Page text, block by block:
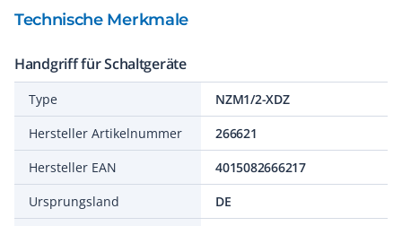
Technische Merkmale
Handgriff für Schaltgeräte
Type
NZM1/2-XDZ
Hersteller Artikelnummer
266621
Hersteller EAN
4015082666217
Ursprungsland
DE